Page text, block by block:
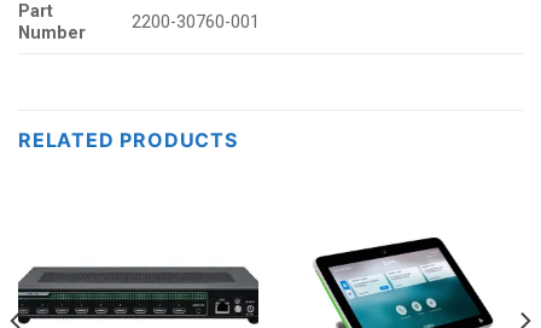
Part
Number
2200-30760-001
RELATED PRODUCTS